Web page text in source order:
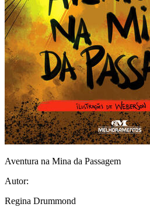
Aventura na Mina da Passagem
Autor:
Regina Drummond